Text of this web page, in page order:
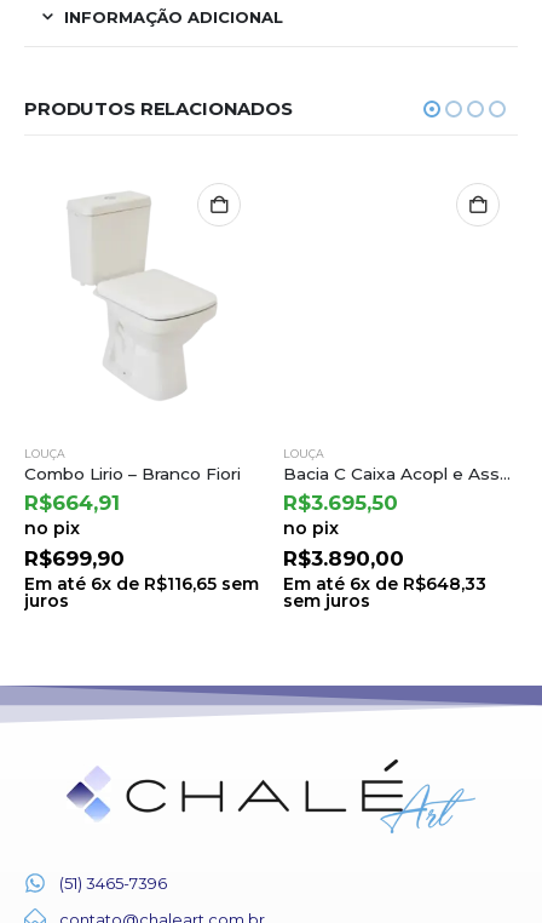
INFORMAÇÃO ADICIONAL
PRODUTOS RELACIONADOS
LOUÇA
Combo Lirio – Branco Fiori
R$664,91
no pix
R$699,90
Em até 6x de R$116,65 sem
juros
LOUÇA
Bacia C Caixa Acopl e Assento Termofixo Carrara/nuova Branco Gelo – Deca
R$3.695,50
no pix
R$3.890,00
Em até 6x de R$648,33
sem juros
(51) 3465-7396